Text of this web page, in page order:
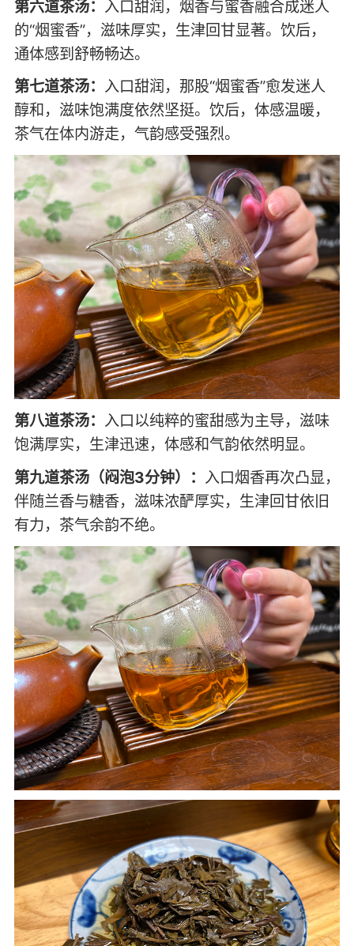
第六道茶汤： 入口甜润，烟香与蜜香融合成迷人
的“烟蜜香”，滋味厚实，生津回甘显著。饮后，
通体感到舒畅畅达。
第七道茶汤： 入口甜润，那股“烟蜜香”愈发迷人
醇和，滋味饱满度依然坚挺。饮后，体感温暖，
茶气在体内游走，气韵感受强烈。
第八道茶汤： 入口以纯粹的蜜甜感为主导，滋味
饱满厚实，生津迅速，体感和气韵依然明显。
第九道茶汤（闷泡3分钟）： 入口烟香再次凸显，
伴随兰香与糖香，滋味浓酽厚实，生津回甘依旧
有力，茶气余韵不绝。